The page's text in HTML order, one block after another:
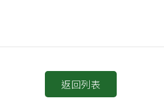
返回列表